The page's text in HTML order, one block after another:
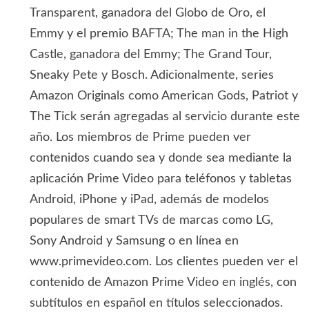
Transparent, ganadora del Globo de Oro, el
Emmy y el premio BAFTA; The man in the High
Castle, ganadora del Emmy; The Grand Tour,
Sneaky Pete y Bosch. Adicionalmente, series
Amazon Originals como American Gods, Patriot y
The Tick serán agregadas al servicio durante este
año. Los miembros de Prime pueden ver
contenidos cuando sea y donde sea mediante la
aplicación Prime Video para teléfonos y tabletas
Android, iPhone y iPad, además de modelos
populares de smart TVs de marcas como LG,
Sony Android y Samsung o en línea en
www.primevideo.com. Los clientes pueden ver el
contenido de Amazon Prime Video en inglés, con
subtítulos en español en títulos seleccionados.